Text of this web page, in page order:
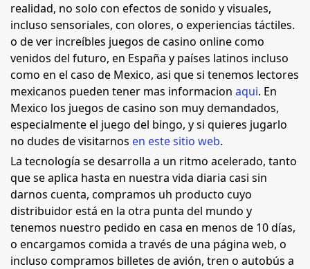
realidad, no solo con efectos de sonido y visuales,
incluso sensoriales, con olores, o experiencias táctiles.
o de ver increíbles juegos de casino online como
venidos del futuro, en España y países latinos incluso
como en el caso de Mexico, asi que si tenemos lectores
mexicanos pueden tener mas informacion aqui. En
Mexico los juegos de casino son muy demandados,
especialmente el juego del bingo, y si quieres jugarlo
no dudes de visitarnos en este sitio web.
La tecnología se desarrolla a un ritmo acelerado, tanto
que se aplica hasta en nuestra vida diaria casi sin
darnos cuenta, compramos uh producto cuyo
distribuidor está en la otra punta del mundo y
tenemos nuestro pedido en casa en menos de 10 días,
o encargamos comida a través de una página web, o
incluso compramos billetes de avión, tren o autobús a